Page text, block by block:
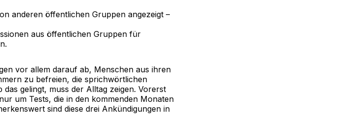
anderen öffentlichen Gruppen angezeigt –
aus öffentlichen Gruppen für
vor allem darauf ab, Menschen aus ihren
zu befreien, die sprichwörtlichen
gelingt, muss der Alltag zeigen. Vorerst
um Tests, die in den kommenden Monaten
sind diese drei Ankündigungen in